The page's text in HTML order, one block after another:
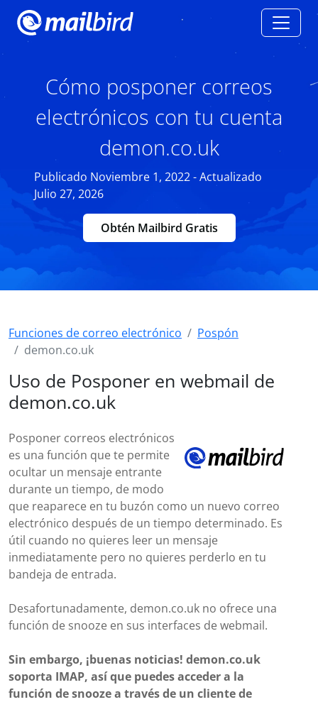
Cómo posponer correos
electrónicos con tu cuenta
demon.co.uk
Publicado Noviembre 1, 2022 - Actualizado
Julio 27, 2026
Obtén Mailbird Gratis
Funciones de correo electrónico
Pospón
demon.co.uk
Uso de Posponer en webmail de
demon.co.uk
Posponer correos electrónicos
es una función que te permite
ocultar un mensaje entrante
durante un tiempo, de modo
que reaparece en tu buzón como un nuevo correo
electrónico después de un tiempo determinado. Es
útil cuando no quieres leer un mensaje
inmediatamente pero no quieres perderlo en tu
bandeja de entrada.
Desafortunadamente, demon.co.uk no ofrece una
función de snooze en sus interfaces de webmail.
Sin embargo, ¡buenas noticias! demon.co.uk
soporta IMAP, así que puedes acceder a la
función de snooze a través de un cliente de